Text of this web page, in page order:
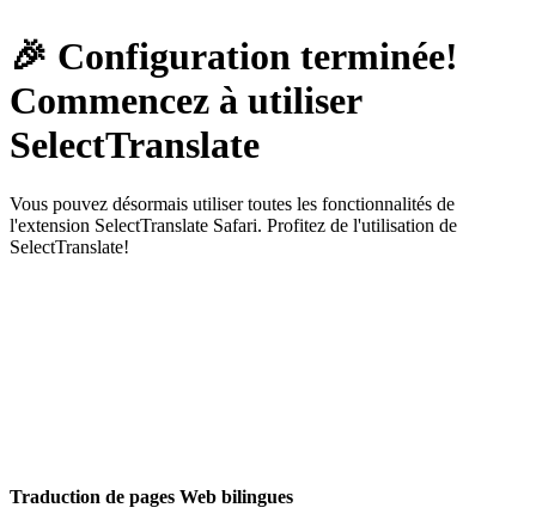
🎉 Configuration terminée!
Commencez à utiliser
SelectTranslate
Vous pouvez désormais utiliser toutes les fonctionnalités de
l'extension SelectTranslate Safari. Profitez de l'utilisation de
SelectTranslate!
Traduction de pages Web bilingues